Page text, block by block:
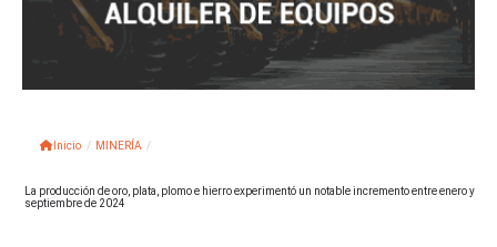
Inicio / MINERÍA /
La producción de oro, plata, plomo e hierro experimentó un notable incremento entre enero y
septiembre de 2024